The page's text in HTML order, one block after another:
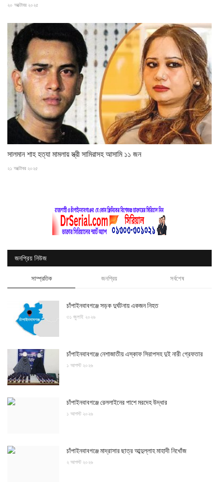
২০ অক্টোবর ২০২৫
সালমান শাহ হত্যা মামলায় স্ত্রী সামিরাসহ আসামি ১১ জন
২১ অক্টোবর ২০২৫
জনপ্রিয় নিউজ
সাম্প্রতিক জনপ্রিয় সর্বশেষ
চাঁপাইনবাবগঞ্জে সড়ক দুর্ঘটনায় একজন নিহত
৩১ জুলাই ২০২৬
চাঁপাইনবাবগঞ্জে নেশাজাতীয় এস্কাফ সিরাপসহ দুই নারী গ্রেফতার
১ আগস্ট ২০২৬
চাঁপাইনবাবগঞ্জে রেললাইনের পাশে মরদেহ উদ্ধার
১ আগস্ট ২০২৬
চাঁপাইনবাবগঞ্জে মাদ্রাসার ছাত্র আব্দুল্লাহ মাহাদী নিখোঁজ
২ আগস্ট ২০২৬